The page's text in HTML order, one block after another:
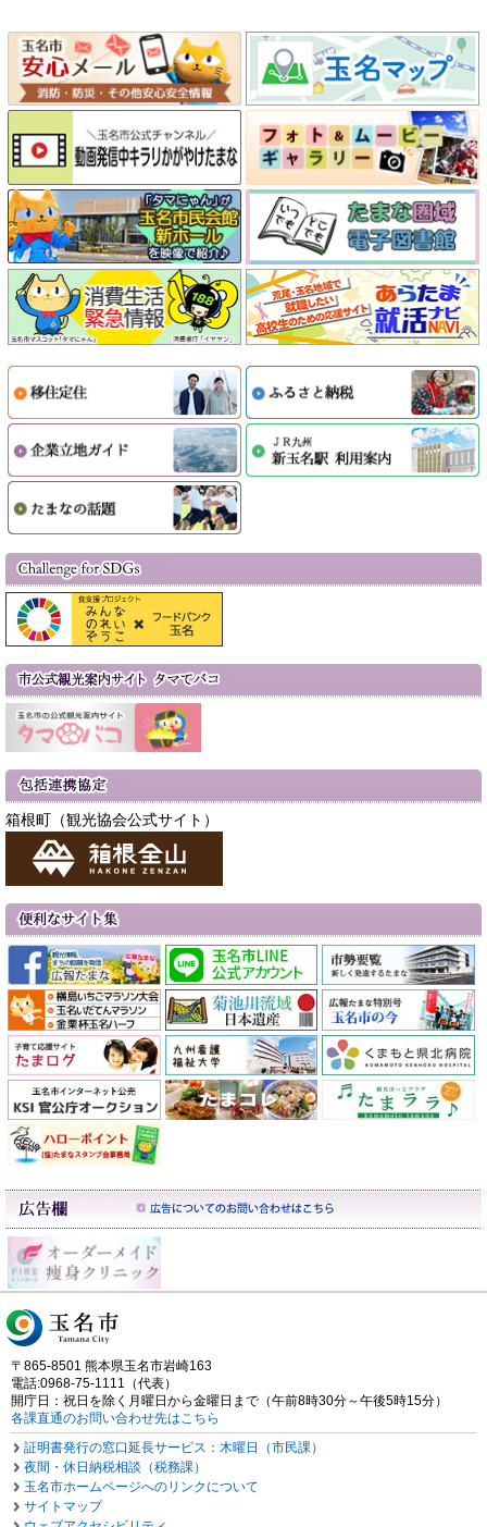
箱根町（観光協会公式サイト）
〒865-8501 熊本県玉名市岩崎163
電話:0968-75-1111（代表）
開庁日：祝日を除く月曜日から金曜日まで（午前8時30分～午後5時15分）
各課直通のお問い合わせ先はこちら
証明書発行の窓口延長サービス：木曜日（市民課）
夜間・休日納税相談（税務課）
玉名市ホームページへのリンクについて
サイトマップ